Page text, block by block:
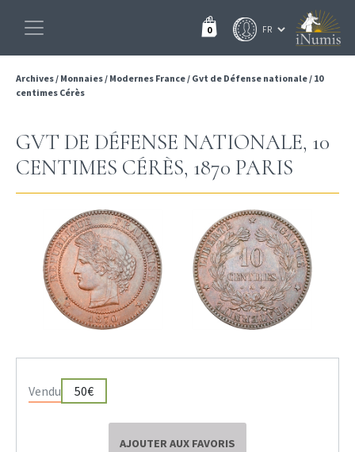
0
Archives/ Monnaies/ Modernes France/ Gvt de Défense nationale/ 10
centimes Cérès
GVT DE DÉFENSE NATIONALE, 10
CENTIMES CÉRÈS, 1870 PARIS
Vendu 50€
AJOUTER AUX FAVORIS